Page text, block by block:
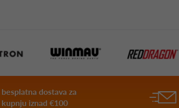
besplatna dostava za
kupnju iznad €100